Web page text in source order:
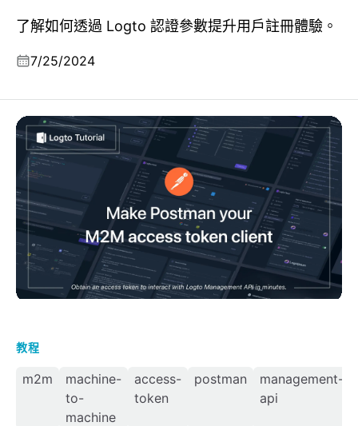
了解如何透過 Logto 認證參數提升用戶註冊體驗。
7/25/2024
教程
m2m
machine-
to-
machine
access-
token
postman
management-
api
用 Postman 在幾分鐘內獲取 M2M 存取憑證